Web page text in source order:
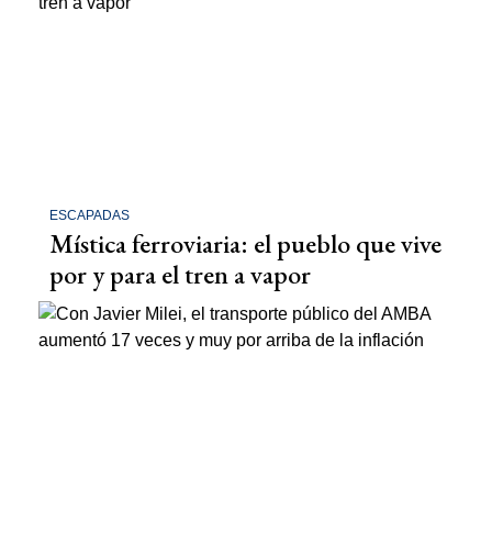
ESCAPADAS
Mística ferroviaria: el pueblo que vive
por y para el tren a vapor